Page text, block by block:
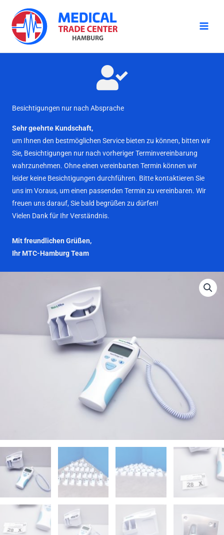
Inhalt
springen
Besichtigungen nur nach Absprache
Sehr geehrte Kundschaft,
um Ihnen den bestmöglichen Service bieten zu können, bitten wir
Sie, Besichtigungen nur nach vorheriger Terminvereinbarung
wahrzunehmen. Ohne einen vereinbarten Termin können wir
leider keine Besichtigungen durchführen. Bitte kontaktieren Sie
uns im Voraus, um einen passenden Termin zu vereinbaren. Wir
freuen uns darauf, Sie bald begrüßen zu dürfen!
Vielen Dank für Ihr Verständnis.
Mit freundlichen Grüßen,
Ihr MTC-Hamburg Team